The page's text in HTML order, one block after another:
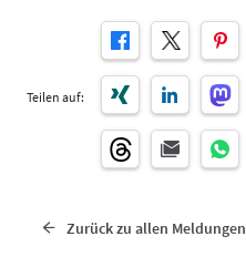
Teilen auf:
Zurück zu allen Meldungen